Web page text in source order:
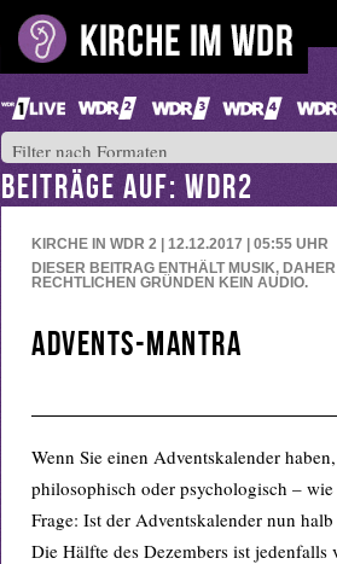
BEITRÄGE AUF: WDR2
KIRCHE IN WDR 2 | 12.12.2017 | 05:55 UHR
DIESER BEITRAG ENTHÄLT MUSIK,
RECHTLICHEN GRÜNDEN KEIN AUDIO.
Advents-Mantra
Wenn Sie einen Adventskalender
philosophisch oder psychologisch –
Frage: Ist der Adventskalender nun
Die Hälfte des Dezembers ist jedenfalls